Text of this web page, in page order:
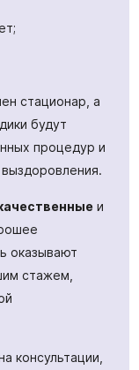
стационар, а
будут
процедур и
и
оказывают
стажем,
консультации,